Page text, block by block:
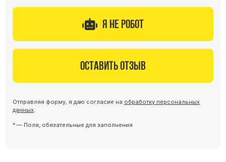
Я не робот
Оставить отзыв
Отправляя форму, я даю согласие на обработку персональных
данных
— Поля, обязательные для заполнения